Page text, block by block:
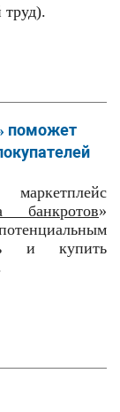
поможет
банкротов»
и купить